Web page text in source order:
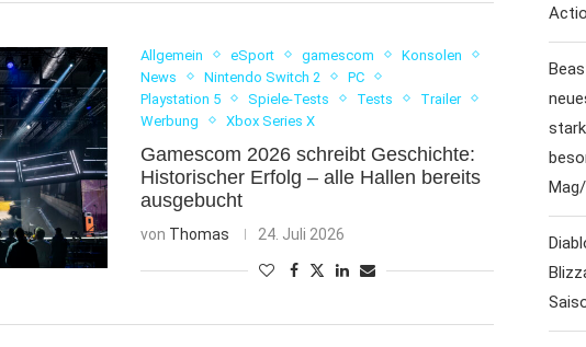
Allgemein eSport gamescom
Konsolen
News
Nintendo Switch 2
PC
Playstation 5
Spiele-Tests Tests
Trailer
Werbung
Xbox Series X
Gamescom 2026 schreibt Geschichte:
Historischer Erfolg – alle Hallen bereits
ausgebucht
von Thomas 24. Juli 2026